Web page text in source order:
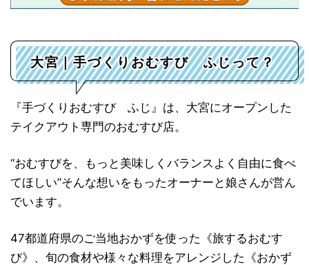
大宮｜手づくりおむすび ふじって？
『手づくりおむすび ふじ』は、大宮にオープンした
テイクアウト専門のおむすび店。
“おむすびを、もっと美味しくバランスよく自由に食べ
てほしい”そんな想いをもったオーナーと娘さんが営ん
でいます。
47都道府県のご当地おかずを使った《旅するおむす
び》、旬の食材や様々な料理をアレンジした《おかず